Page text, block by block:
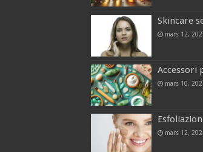
Skincare
mars 12,
Accessori
mars 10,
mars 12,